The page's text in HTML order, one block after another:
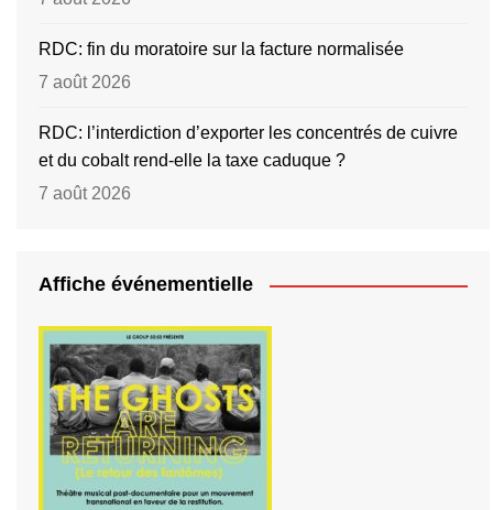
RDC: fin du moratoire sur la facture normalisée
7 août 2026
RDC: l’interdiction d’exporter les concentrés de cuivre
et du cobalt rend-elle la taxe caduque ?
7 août 2026
Affiche événementielle